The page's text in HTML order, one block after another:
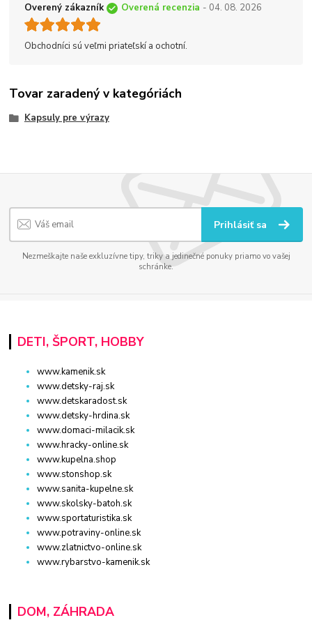
Overený zákazník Overená recenzia - 04. 08. 2026
Obchodníci sú veľmi priateľskí a ochotní.
Tovar zaradený v kategóriách
Kapsuly pre výrazy
Prihlásiť sa
Nezmeškajte naše exkluzívne tipy, triky a jedinečné ponuky priamo vo vašej
schránke.
DETI, ŠPORT, HOBBY
www.kamenik.sk
www.detsky-raj.sk
www.detskaradost.sk
www.detsky-hrdina.sk
www.domaci-milacik.sk
www.hracky-online.sk
www.kupelna.shop
www.stonshop.sk
www.sanita-kupelne.sk
www.skolsky-batoh.sk
www.sportaturistika.sk
www.potraviny-online.sk
www.zlatnictvo-online.sk
www.rybarstvo-kamenik.sk
DOM, ZÁHRADA